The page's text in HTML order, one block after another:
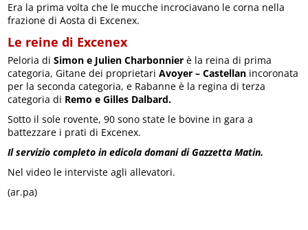
Era la prima volta che le mucche incrociavano le corna nella
frazione di Aosta di Excenex.
Le reine di Excenex
Peloria diSimon e Julien Charbonnier è la reina di prima
categoria, Gitane dei proprietariAvoyer – Castellan incoronata
per la seconda categoria, e Rabanne è la regina di terza
categoria di Remo e Gilles Dalbard.
Sotto il sole rovente, 90 sono state le bovine in gara a
battezzare i prati di Excenex.
Il servizio completo in edicola domani di Gazzetta Matin.
Nel video le interviste agli allevatori.
(ar.pa)